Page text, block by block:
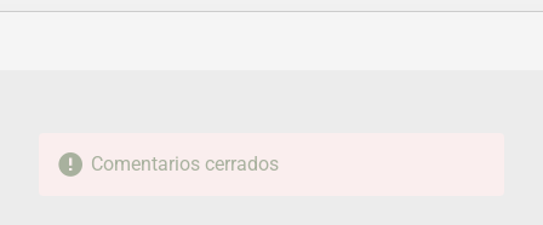
FACEBOOKTWITTERFLIPBOARD
E-
WHATSAPP
Comentarios cerrados